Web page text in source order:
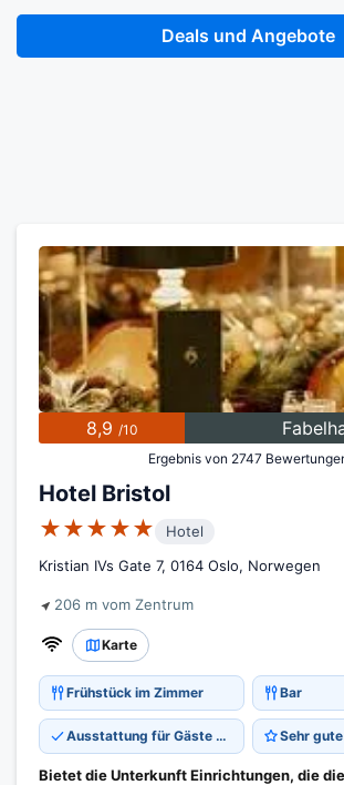
8,9 /10
Ergebnis von 2747
Hotel Bristol
★★★★★
Hotel
Kristian IVs Gate 7, 0164 Oslo, Norwegen
206 m vom Zentrum
Karte
Frühstück im Zimmer Bar
Ausstattung für Gäste mit Behinderungen Sehr
Bietet die Unterkunft Einrichtungen, die
Deals und Angebote